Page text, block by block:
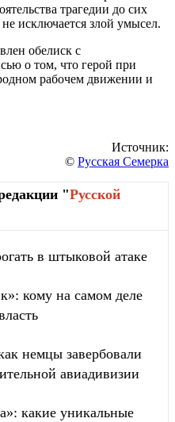
трагедии до сих
исключается злой умысел.
обелиск с
о том, что герой при
рабочем движении и
Источник:
© Русская Семерка
"Русской
в штыковой атаке
кому на самом деле
немцы завербовали
авиадивизии
какие уникальные